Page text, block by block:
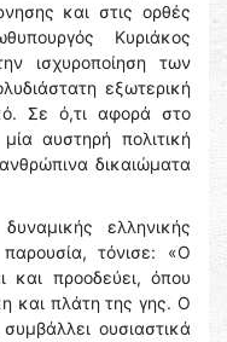
και στις ορθές
Κυριάκος
ισχυροποίηση των
εξωτερική
Σε ό,τι αφορά στο
αυστηρή πολιτική
δικαιώματα
ελληνικής
τόνισε: «Ο
και προοδεύει, όπου
και πλάτη της γης. Ο
ουσιαστικά